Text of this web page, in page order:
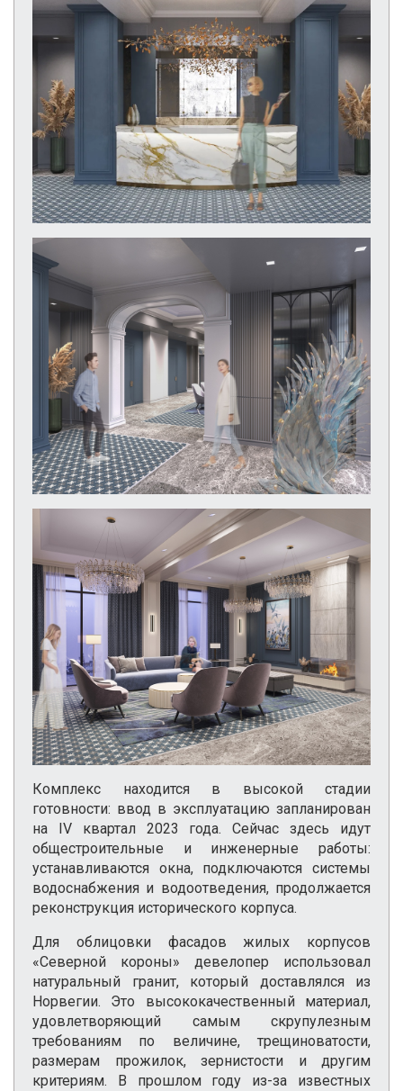
Комплекс находится в высокой стадии
готовности: ввод в эксплуатацию запланирован
на IV квартал 2023 года. Сейчас здесь идут
общестроительные и инженерные работы:
устанавливаются окна, подключаются системы
водоснабжения и водоотведения, продолжается
реконструкция исторического корпуса.
Для облицовки фасадов жилых корпусов
«Северной короны» девелопер использовал
натуральный гранит, который доставлялся из
Норвегии. Это высококачественный материал,
удовлетворяющий самым скрупулезным
требованиям по величине, трещиноватости,
размерам прожилок, зернистости и другим
критериям. В прошлом году из-за известных